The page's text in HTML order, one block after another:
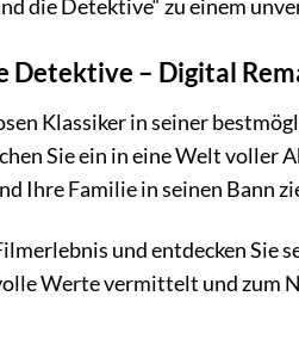
die Detektive“ zu einem
Detektive – Digital
Klassiker in seiner
Sie ein in eine Welt voller
Ihre Familie in seinen Bann
und entdecken Sie
Werte vermittelt und zum